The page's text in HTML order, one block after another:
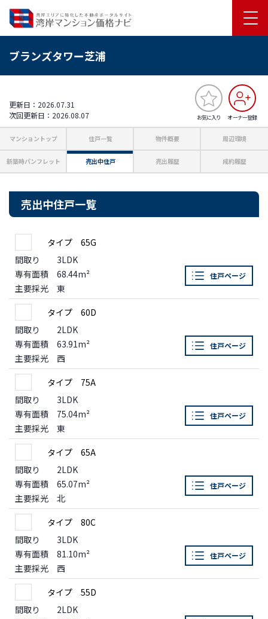
ブランズタワー芝浦
お気に入り オーナー登録
更新日：2026.07.31
次回更新日：2026.08.07
マンショントップ 住戸一覧 物件概要 周辺環境
新築時パンフレット 売出中住戸 売出履歴 成約履歴
売出中住戸一覧
タイプ 65G
間取り
3LDK
専有面積
68.44m²
主要採光
東
住戸ページ
タイプ 60D
間取り
2LDK
専有面積
63.91m²
主要採光
西
住戸ページ
タイプ 75A
間取り
3LDK
専有面積
75.04m²
主要採光
東
住戸ページ
タイプ 65A
間取り
2LDK
専有面積
65.07m²
主要採光
北
住戸ページ
タイプ 80C
間取り
3LDK
専有面積
81.10m²
主要採光
西
住戸ページ
タイプ 55D
間取り
2LDK